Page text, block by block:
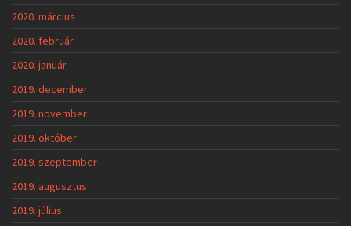
2020. március
2020. február
2020. január
2019. december
2019. november
2019. október
2019. szeptember
2019. augusztus
2019. július